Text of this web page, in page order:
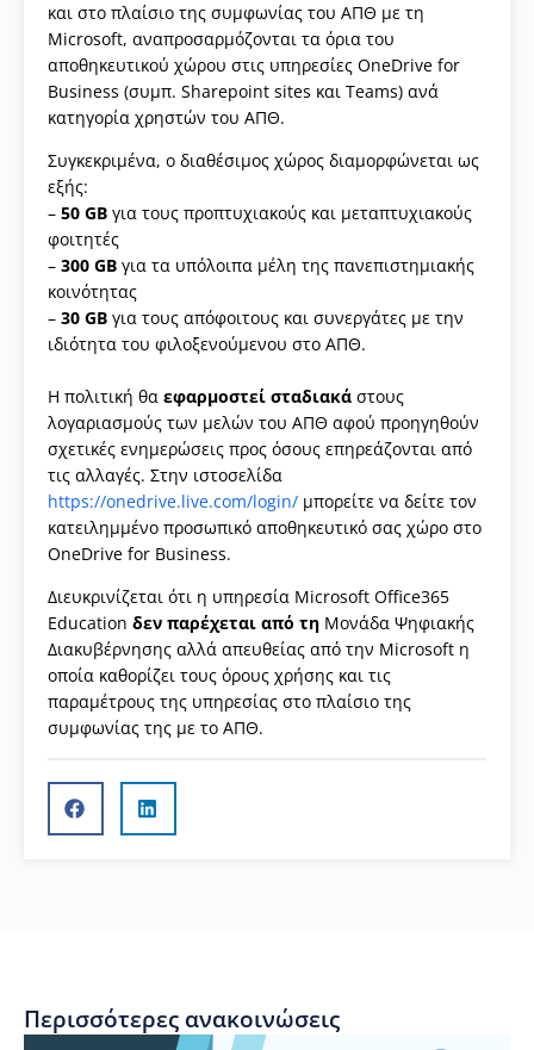
και στο πλαίσιο της συμφωνίας του ΑΠΘ με τη
Microsoft, αναπροσαρμόζονται τα όρια του
αποθηκευτικού χώρου στις υπηρεσίες OneDrive for
Business (συμπ. Sharepoint sites και Teams) ανά
κατηγορία χρηστών του ΑΠΘ.
Συγκεκριμένα, ο διαθέσιμος χώρος διαμορφώνεται ως
εξής:
– 50 GB για τους προπτυχιακούς και μεταπτυχιακούς
φοιτητές
– 300 GB για τα υπόλοιπα μέλη της πανεπιστημιακής
κοινότητας
– 30 GB για τους απόφοιτους και συνεργάτες με την
ιδιότητα του φιλοξενούμενου στο ΑΠΘ.
Η πολιτική θα εφαρμοστεί σταδιακά στους
λογαριασμούς των μελών του ΑΠΘ αφού προηγηθούν
σχετικές ενημερώσεις προς όσους επηρεάζονται από
τις αλλαγές. Στην ιστοσελίδα
https://onedrive.live.com/login/ μπορείτε να δείτε τον
κατειλημμένο προσωπικό αποθηκευτικό σας χώρο στο
OneDrive for Business.
Διευκρινίζεται ότι η υπηρεσία Microsoft Office365
Education δεν παρέχεται από τη Μονάδα Ψηφιακής
Διακυβέρνησης αλλά απευθείας από την Microsoft η
οποία καθορίζει τους όρους χρήσης και τις
παραμέτρους της υπηρεσίας στο πλαίσιο της
συμφωνίας της με το ΑΠΘ.
Περισσότερες ανακοινώσεις